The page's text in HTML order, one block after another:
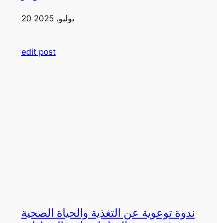
20 يوليو، 2025
edit post
ندوة توعوية عن التغذية والحياة الصحية